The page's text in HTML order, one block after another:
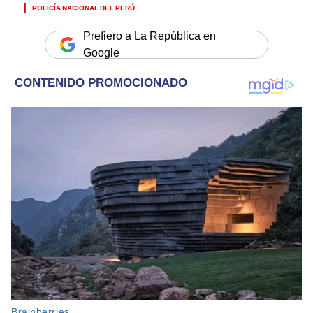
POLICÍA NACIONAL DEL PERÚ
Prefiero a La República en
Google